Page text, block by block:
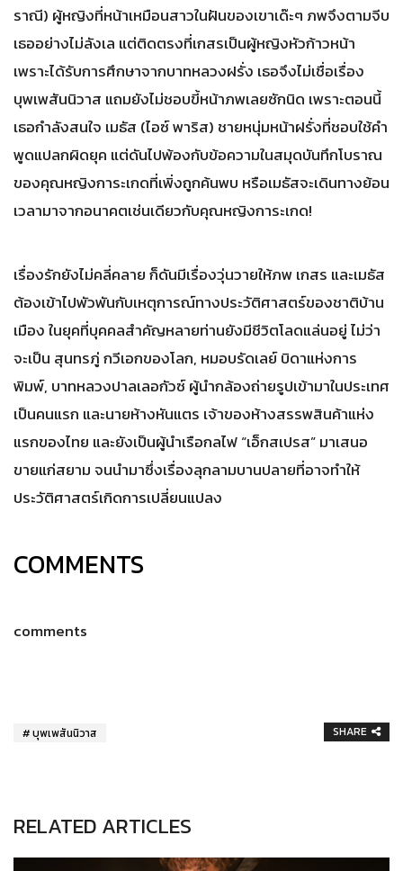
ราณี) ผู้หญิงที่หน้าเหมือนสาวในฝันของเขาเด๊ะๆ ภพจึงตามจีบ
เธออย่างไม่ลังเล แต่ติดตรงที่เกสรเป็นผู้หญิงหัวก้าวหน้า
เพราะได้รับการศึกษาจากบาทหลวงฝรั่ง เธอจึงไม่เชื่อเรื่อง
บุพเพสันนิวาส แถมยังไม่ชอบขี้หน้าภพเลยซักนิด เพราะตอนนี้
เธอกำลังสนใจ เมธัส (ไอซ์ พาริส) ชายหนุ่มหน้าฝรั่งที่ชอบใช้คำ
พูดแปลกผิดยุค แต่ดันไปพ้องกับข้อความในสมุดบันทึกโบราณ
ของคุณหญิงการะเกดที่เพิ่งถูกค้นพบ หรือเมธัสจะเดินทางย้อน
เวลามาจากอนาคตเช่นเดียวกับคุณหญิงการะเกด!
เรื่องรักยังไม่คลี่คลาย ก็ดันมีเรื่องวุ่นวายให้ภพ เกสร และเมธัส
ต้องเข้าไปพัวพันกับเหตุการณ์ทางประวัติศาสตร์ของชาติบ้าน
เมือง ในยุคที่บุคคลสำคัญหลายท่านยังมีชีวิตโลดแล่นอยู่ ไม่ว่า
จะเป็น สุนทรภู่ กวีเอกของโลก, หมอบรัดเลย์ บิดาแห่งการ
พิมพ์, บาทหลวงปาลเลอกัวซ์ ผู้นำกล้องถ่ายรูปเข้ามาในประเทศ
เป็นคนแรก และนายห้างหันแตร เจ้าของห้างสรรพสินค้าแห่ง
แรกของไทย และยังเป็นผู้นำเรือกลไฟ “เอ็กสเปรส” มาเสนอ
ขายแก่สยาม จนนำมาซึ่งเรื่องลุกลามบานปลายที่อาจทำให้
ประวัติศาสตร์เกิดการเปลี่ยนแปลง
COMMENTS
comments
บุพเพสันนิวาส SHARE
RELATED ARTICLES